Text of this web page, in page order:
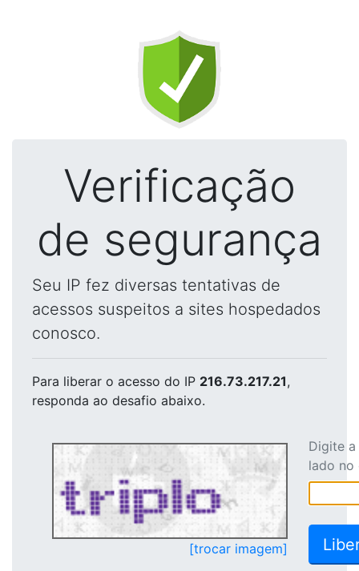
Verificação
de segurança
Seu IP fez diversas tentativas de
acessos suspeitos a sites hospedados
conosco.
Para liberar o acesso do IP 216.73.217.21,
responda ao desafio abaixo.
[trocar imagem]
Digite
lado no